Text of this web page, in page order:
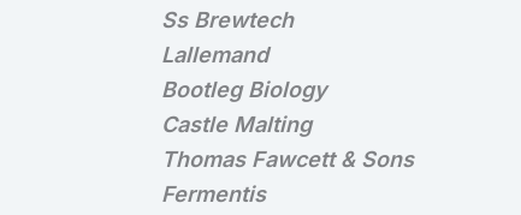
Ss Brewtech
Lallemand
Bootleg Biology
Castle Malting
Thomas Fawcett & Sons
Fermentis